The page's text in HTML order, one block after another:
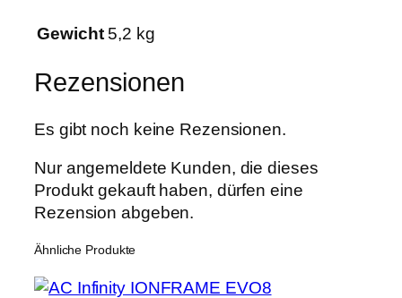
Gewicht 5,2 kg
Rezensionen
Es gibt noch keine Rezensionen.
Nur angemeldete Kunden, die dieses
Produkt gekauft haben, dürfen eine
Rezension abgeben.
Ähnliche Produkte